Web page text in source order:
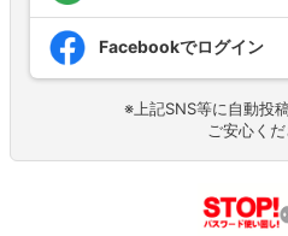
Facebookでログイン
※上記SNS等に自動投
ご安心くだ